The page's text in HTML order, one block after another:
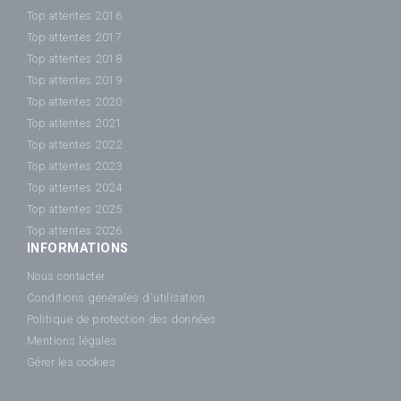
Top attentes 2016
Top attentes 2017
Top attentes 2018
Top attentes 2019
Top attentes 2020
Top attentes 2021
Top attentes 2022
Top attentes 2023
Top attentes 2024
Top attentes 2025
Top attentes 2026
INFORMATIONS
Nous contacter
Conditions générales d'utilisation
Politique de protection des données
Mentions légales
Gérer les cookies